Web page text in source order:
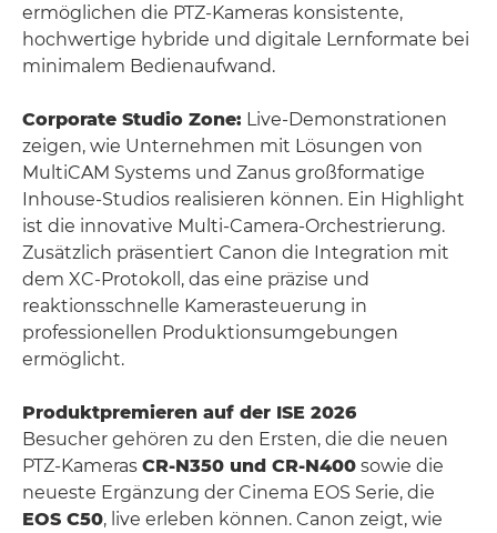
ermöglichen die PTZ-Kameras konsistente,
hochwertige hybride und digitale Lernformate bei
minimalem Bedienaufwand.
Corporate Studio Zone: Live-Demonstrationen
zeigen, wie Unternehmen mit Lösungen von
MultiCAM Systems und Zanus großformatige
Inhouse-Studios realisieren können. Ein Highlight
ist die innovative Multi-Camera-Orchestrierung.
Zusätzlich präsentiert Canon die Integration mit
dem XC-Protokoll, das eine präzise und
reaktionsschnelle Kamerasteuerung in
professionellen Produktionsumgebungen
ermöglicht.
Produktpremieren auf der ISE 2026
Besucher gehören zu den Ersten, die die neuen
PTZ-Kameras CR-N350 und CR-N400 sowie die
neueste Ergänzung der Cinema EOS Serie, die
EOS C50, live erleben können. Canon zeigt, wie